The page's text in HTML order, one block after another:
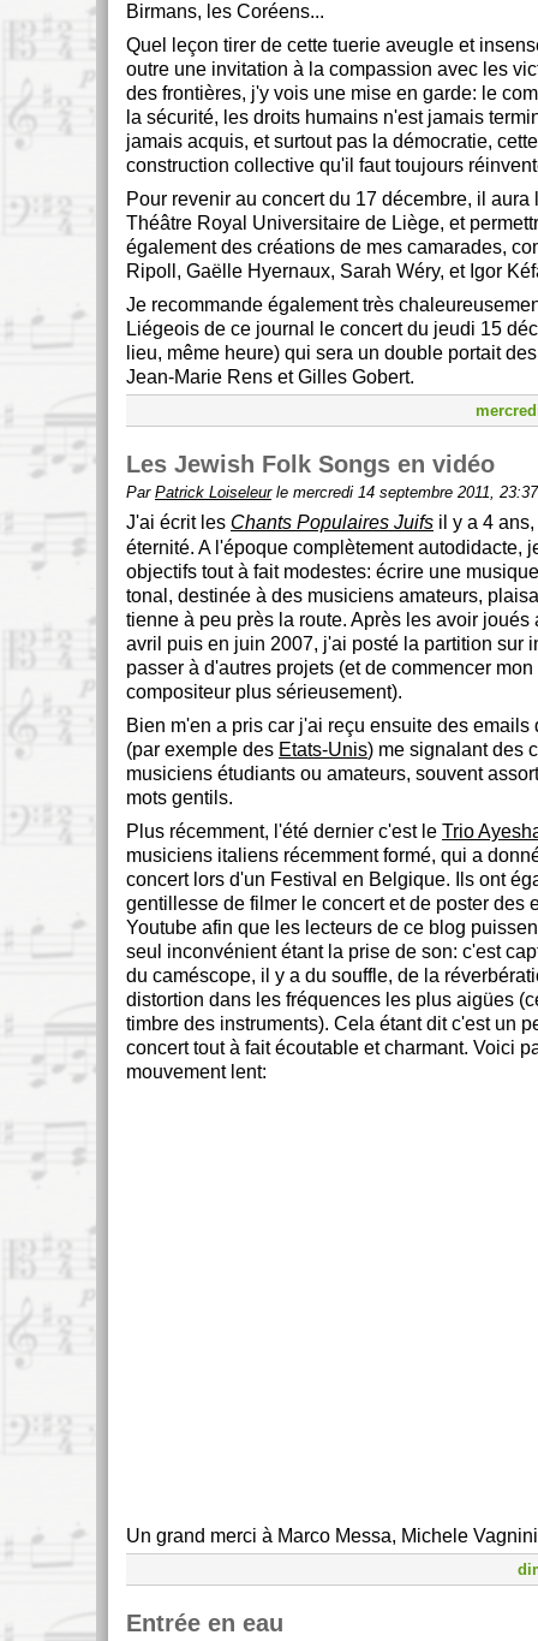
Birmans, les Coréens...
Quel leçon tirer de cette tuerie aveugle et
outre une invitation à la compassion avec les
des frontières, j'y vois une mise en garde: le
la sécurité, les droits humains n'est jamais
jamais acquis, et surtout pas la démocratie,
construction collective qu'il faut toujours
Pour revenir au concert du 17 décembre, il aura
Théâtre Royal Universitaire de Liège, et
également des créations de mes camarades,
Ripoll, Gaëlle Hyernaux, Sarah Wéry, et Igor
Je recommande également très
Liégeois de ce journal le concert du jeudi 15
lieu, même heure) qui sera un double portait
Jean-Marie Rens et Gilles Gobert.
Les Jewish Folk Songs en vidéo
Par Patrick Loiseleurle mercredi 14 septembre 2011, 23:37
J'ai écrit les Chants Populaires Juifs il y a 4
éternité. A l'époque complètement autodidacte,
objectifs tout à fait modestes: écrire une
tonal, destinée à des musiciens amateurs,
tienne à peu près la route. Après les avoir joués
avril puis en juin 2007, j'ai posté la partition sur
passer à d'autres projets (et de commencer
compositeur plus sérieusement).
Bien m'en a pris car j'ai reçu ensuite des emails
(par exemple des Etats-Unis) me signalant des
musiciens étudiants ou amateurs, souvent
mots gentils.
Plus récemment, l'été dernier c'est le Trio
musiciens italiens récemment formé, qui a
concert lors d'un Festival en Belgique. Ils ont
gentillesse de filmer le concert et de poster des
Youtube afin que les lecteurs de ce blog
seul inconvénient étant la prise de son: c'est
du caméscope, il y a du souffle, de la
distortion dans les fréquences les plus aigües
timbre des instruments). Cela étant dit c'est un
concert tout à fait écoutable et charmant. Voici
mouvement lent:
Un grand merci à Marco Messa, Michele
Entrée en eau